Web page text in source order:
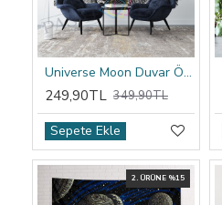
Universe Moon Duvar Örtüsü
249,90TL 349,90TL
Sepete Ekle
2. ÜRÜNE %15